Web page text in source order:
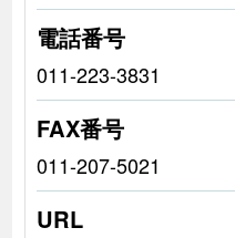
電話番号
011-223-3831
FAX番号
011-207-5021
URL